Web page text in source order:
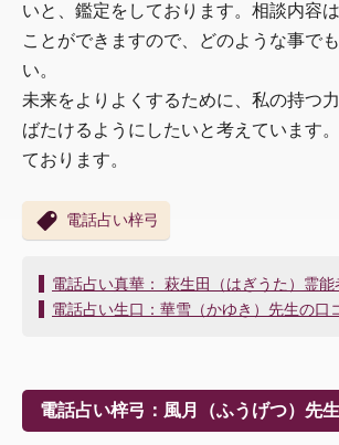
いと、鑑定をしております。相談内容
ことができますので、どのような事で
い。
未来をよりよくするために、私の持つ
ばたけるようにしたいと考えています
ております。
電話占い梓弓
投
稿
ー
シ
電話占い真華： 萩生田（はぎうた）霊能
電話占い生口：華雪（かゆき）先生の口
電話占い梓弓：風月（ふうげつ）先